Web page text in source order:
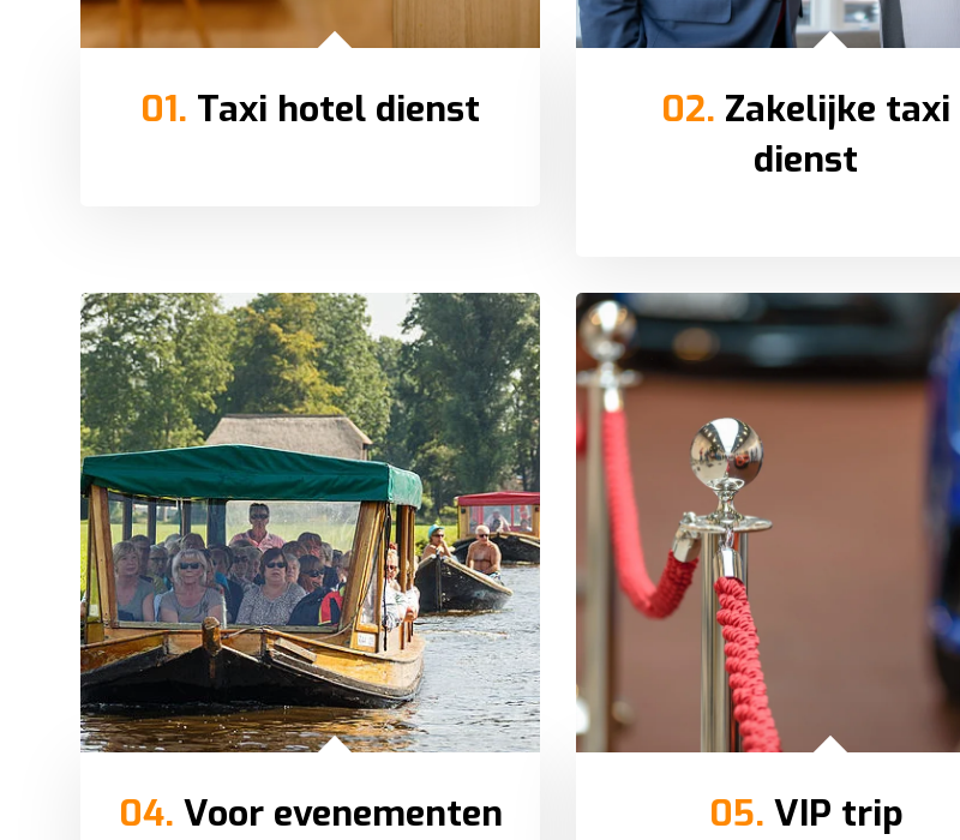
01. Taxi hotel dienst 02. Zakelijke taxi
dienst
04. Voor evenementen 05. VIP trip